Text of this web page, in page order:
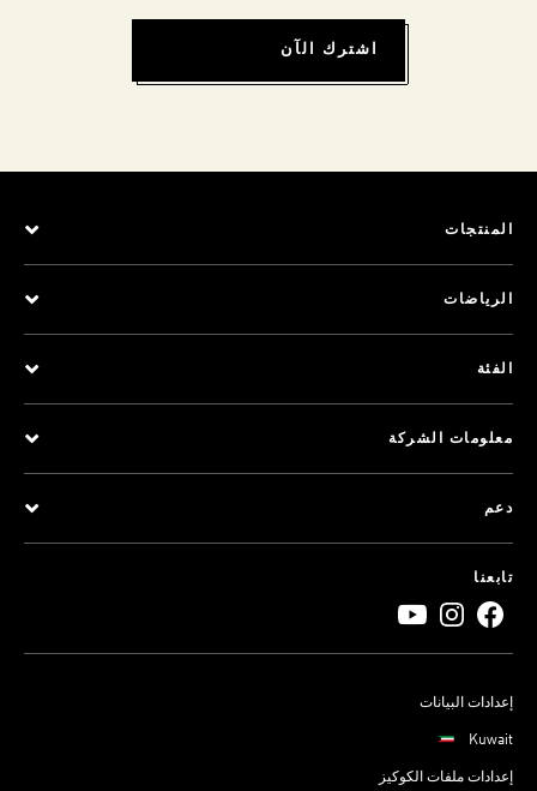
اشترك الآن
المنتجات
الرياضات
الفئة
معلومات الشركة
دعم
تابعنا
إعدادات البيانات
Kuwait
إعدادات ملفات الكوكيز